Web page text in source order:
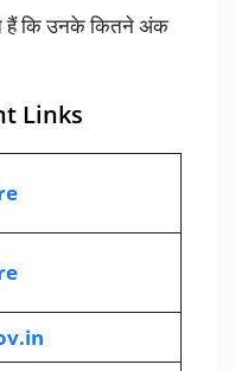
हैं कि उनके कितने अंक
Links